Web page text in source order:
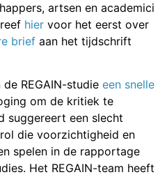
artsen en academici
hier voor het eerst over
brief aan het tijdschrift
REGAIN-studie een snelle
om de kritiek te
suggereert een slecht
die voorzichtigheid en
spelen in de rapportage
Het REGAIN-team heeft